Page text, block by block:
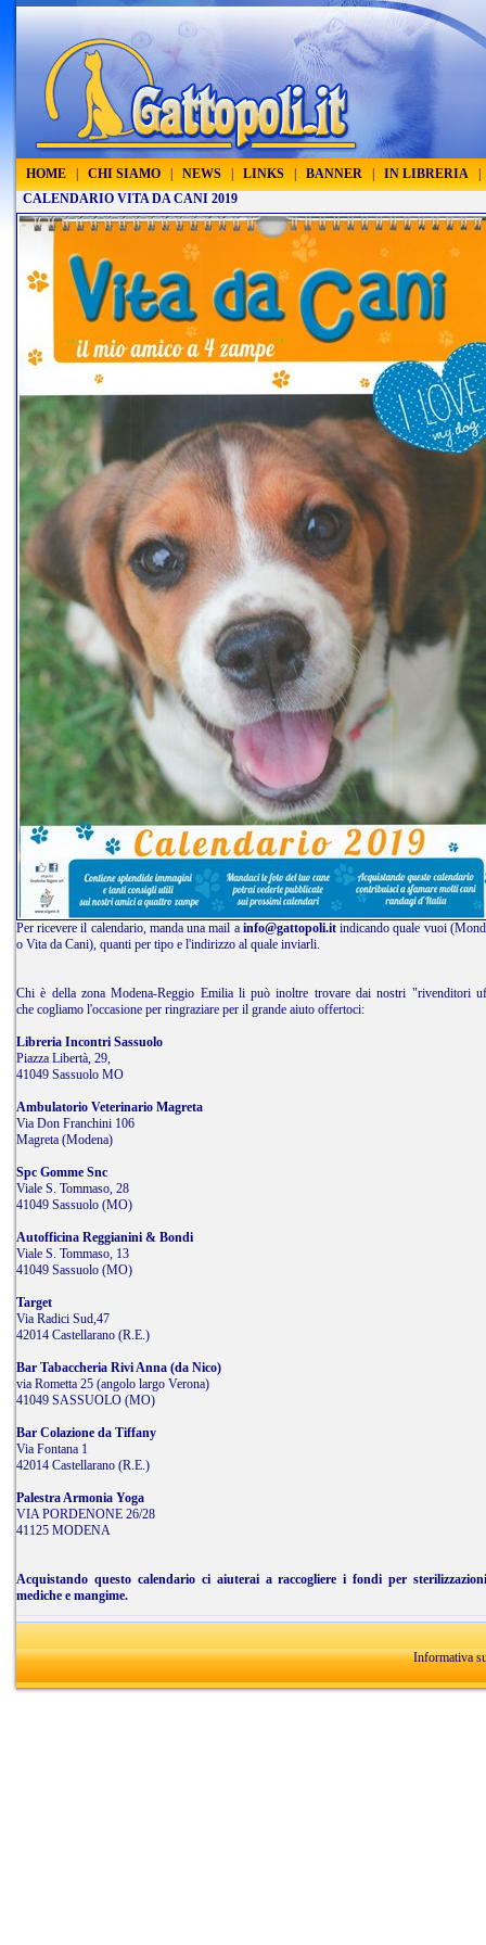
HOME CHI SIAMO NEWS LINKS BANNER IN LIBRERIA
CALENDARIO VITA DA CANI 2019
Per ricevere il calendario, manda una mail a info@gattopoli.it indicando quale vuoi
o Vita da Cani), quanti per tipo e l'indirizzo al quale inviarli.
Chi è della zona Modena-Reggio Emilia li può inoltre trovare dai nostri "rivenditori
che cogliamo l'occasione per ringraziare per il grande aiuto offertoci:
Libreria Incontri Sassuolo
Piazza Libertà, 29,
41049 Sassuolo MO
Ambulatorio Veterinario Magreta
Via Don Franchini 106
Magreta (Modena)
Spc Gomme Snc
Viale S. Tommaso, 28
41049 Sassuolo (MO)
Autofficina Reggianini & Bondi
Viale S. Tommaso, 13
41049 Sassuolo (MO)
Target
Via Radici Sud,47
42014 Castellarano (R.E.)
Bar Tabaccheria Rivi Anna (da Nico)
via Rometta 25 (angolo largo Verona)
41049 SASSUOLO (MO)
Bar Colazione da Tiffany
Via Fontana 1
42014 Castellarano (R.E.)
Palestra Armonia Yoga
VIA PORDENONE 26/28
41125 MODENA
Acquistando questo calendario ci aiuterai a raccogliere i fondi per
mediche e mangime.
Informativa